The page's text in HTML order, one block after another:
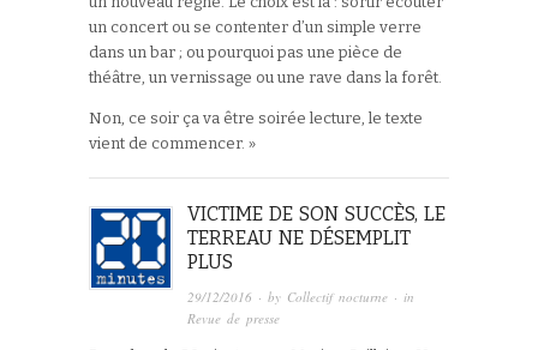
un concert ou se contenter d’un simple verre
dans un bar ; ou pourquoi pas une pièce de
théâtre, un vernissage ou une rave dans la forêt.
Non, ce soir ça va être soirée lecture, le texte
vient de commencer. »
VICTIME DE SON SUCCÈS, LE
TERREAU NE DÉSEMPLIT
PLUS
29/12/2016 · by Collectif nocturne · in
Revue de presse